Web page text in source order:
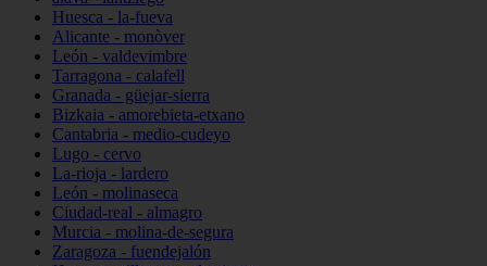
Huesca - la-fueva
Alicante - monòver
León - valdevimbre
Tarragona - calafell
Granada - güejar-sierra
Bizkaia - amorebieta-etxano
Cantabria - medio-cudeyo
Lugo - cervo
La-rioja - lardero
León - molinaseca
Ciudad-real - almagro
Murcia - molina-de-segura
Zaragoza - fuendejalón